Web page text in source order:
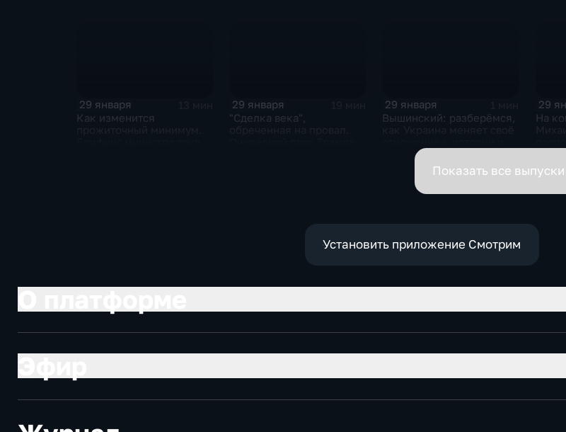
29 января
Как изменится
29 января
"Сделка века",
29 января
Вышинский: разберёмся,
почему
29
На
Показать все выпуски
Установить приложение Смотрим